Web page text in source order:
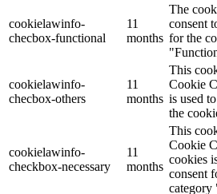
cookielawinfo-
checbox-functional
11
months
The
consent
for the
cookielawinfo-
checbox-others
11
months
This
Cookie
is used
the
cookielawinfo-
checkbox-necessary
11
months
This
Cookie
cookies
consent
category